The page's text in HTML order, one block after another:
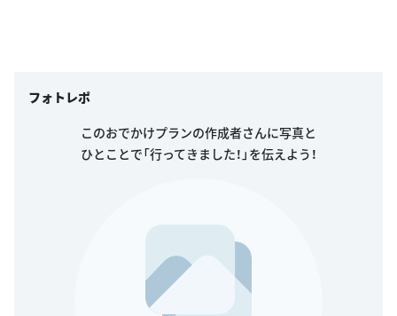
フォトレポ
このおでかけプランの作成者さんに写真と
ひとことで「行ってきました！」を伝えよう！